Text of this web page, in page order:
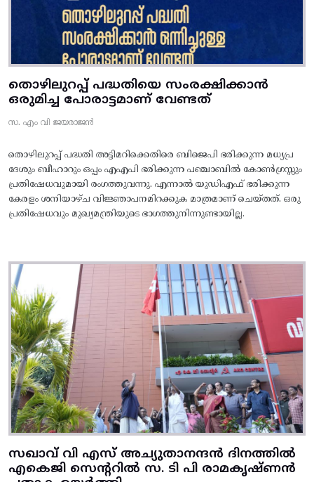
തൊഴിലുറപ്പ് പദ്ധതിയെ സംരക്ഷിക്കാൻ
ഒരുമിച്ച പോരാട്ടമാണ് വേണ്ടത്
സ. എം വി ജയരാജൻ
തൊഴിലുറപ്പ് പദ്ധതി അട്ടിമറിക്കെതിരെ ബിജെപി ഭരിക്കുന്ന മധ്യപ്ര
ദേശും ബീഹാറും ഒപ്പം എഎപി ഭരിക്കുന്ന പഞ്ചാബിൽ കോൺഗ്രസ്സും
പ്രതിഷേധവുമായി രംഗത്തുവന്നു. എന്നാൽ യുഡിഎഫ് ഭരിക്കുന്ന
കേരളം ശനിയാഴ്ച വിജ്ഞാപനമിറക്കുക മാത്രമാണ് ചെയ്തത്. ഒരു
പ്രതിഷേധവും മുഖ്യമന്ത്രിയുടെ ഭാഗത്തുനിന്നുണ്ടായില്ല.
സഖാവ് വി എസ് അച്യുതാനന്ദൻ ദിനത്തിൽ
എകെജി സെന്ററിൽ സ. ടി പി രാമകൃഷ്‌ണൻ